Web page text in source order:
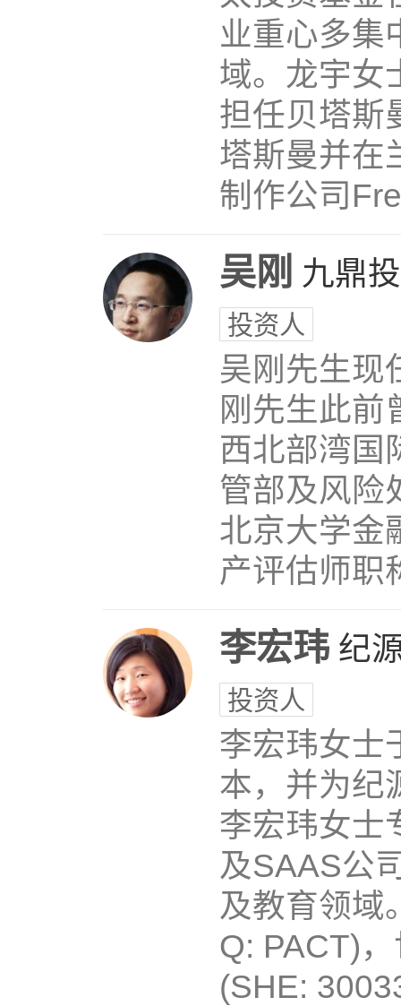
业重心多集
域。龙宇女
担任贝塔斯
塔斯曼并在
制作公司
吴刚 九鼎
投资人
吴刚先生现
刚先生此前
西北部湾国
管部及风险
北京大学金
产评估师职
李宏玮 纪
投资人
李宏玮女士
本，并为纪
李宏玮女士
及SAAS公
及教育领域
Q: PACT)
(SHE: